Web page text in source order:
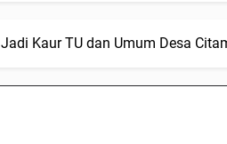
Kaur TU dan Umum Desa